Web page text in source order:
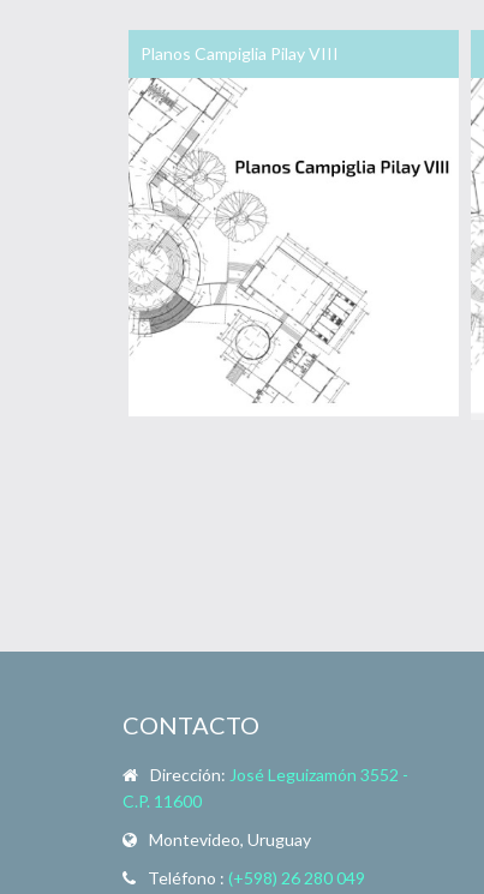
Planos Campiglia Pilay VIII
CONTACTO
Dirección: José Leguizamón 3552 -
C.P. 11600
Montevideo, Uruguay
Teléfono : (+598) 26 280 049